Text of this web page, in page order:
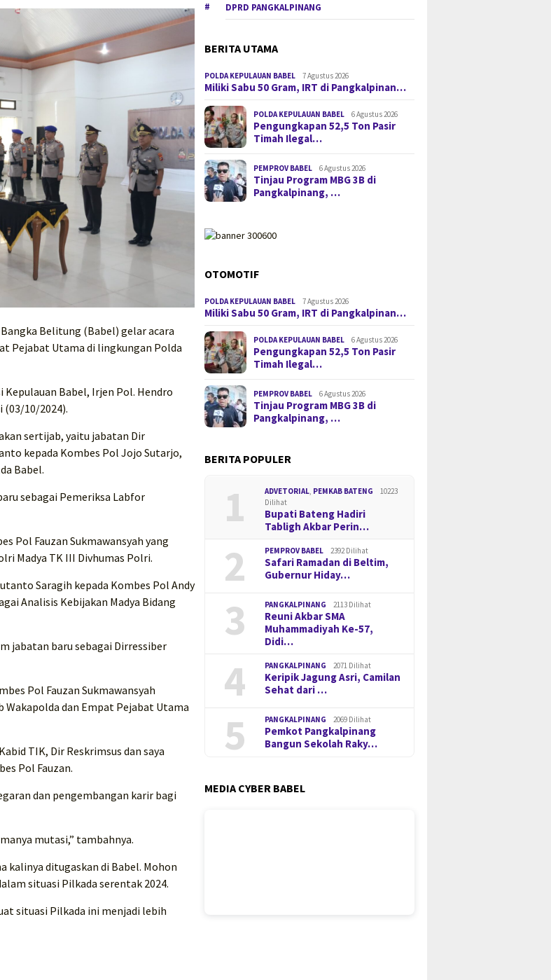
Belitung (Babel) gelar acara
Pejabat Utama di lingkungan Polda
Babel, Irjen Pol. Hendro
(03/10/2024).
sertijab, yaitu jabatan Dir
kepada Kombes Pol Jojo Sutarjo,
Babel.
sebagai Pemeriksa Labfor
Pol Fauzan Sukmawansyah yang
Madya TK III Divhumas Polri.
Saragih kepada Kombes Pol Andy
Analisis Kebijakan Madya Bidang
jabatan baru sebagai Dirressiber
Pol Fauzan Sukmawansyah
dan Empat Pejabat Utama
TIK, Dir Reskrimsus dan saya
Pol Fauzan.
dan pengembangan karir bagi
mutasi,” tambahnya.
kalinya ditugaskan di Babel. Mohon
situasi Pilkada serentak 2024.
situasi Pilkada ini menjadi lebih
DPRD PANGKALPINANG
BERITA UTAMA
POLDA KEPULAUAN BABEL 7 Agustus 2026
Miliki Sabu 50 Gram, IRT di Pangkalpinan…
POLDA KEPULAUAN BABEL 6 Agustus 2026
Pengungkapan 52,5 Ton Pasir
Timah Ilegal…
PEMPROV BABEL 6 Agustus 2026
Tinjau Program MBG 3B di
Pangkalpinang, …
OTOMOTIF
POLDA KEPULAUAN BABEL 7 Agustus 2026
Miliki Sabu 50 Gram, IRT di Pangkalpinan…
POLDA KEPULAUAN BABEL 6 Agustus 2026
Pengungkapan 52,5 Ton Pasir
Timah Ilegal…
PEMPROV BABEL 6 Agustus 2026
Tinjau Program MBG 3B di
Pangkalpinang, …
BERITA POPULER
1 ADVETORIAL, PEMKAB BATENG
10223
Dilihat
Bupati Bateng Hadiri
Tabligh Akbar Perin…
2 PEMPROV BABEL 2392 Dilihat
Safari Ramadan di Beltim,
Gubernur Hiday…
3 PANGKALPINANG 2113 Dilihat
Reuni Akbar SMA
Muhammadiyah Ke-57,
Didi…
4 PANGKALPINANG 2071 Dilihat
Keripik Jagung Asri, Camilan
Sehat dari …
5 PANGKALPINANG 2069 Dilihat
Pemkot Pangkalpinang
Bangun Sekolah Raky…
MEDIA CYBER BABEL